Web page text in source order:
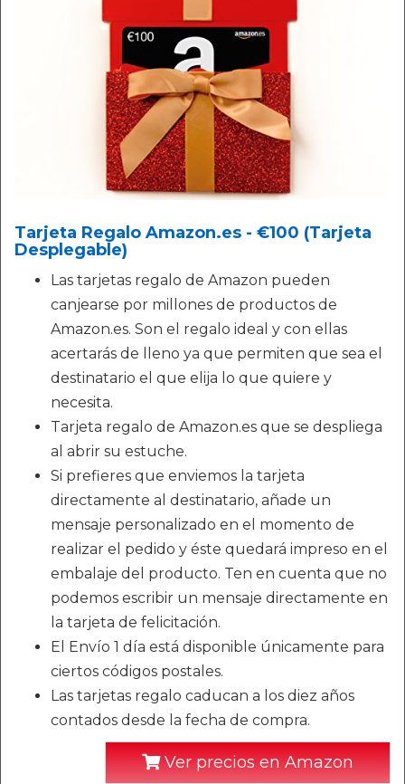
Tarjeta Regalo Amazon.es - €100 (Tarjeta
Desplegable)
Las tarjetas regalo de Amazon pueden
canjearse por millones de productos de
Amazon.es. Son el regalo ideal y con ellas
acertarás de lleno ya que permiten que sea el
destinatario el que elija lo que quiere y
necesita.
Tarjeta regalo de Amazon.es que se despliega
al abrir su estuche.
Si prefieres que enviemos la tarjeta
directamente al destinatario, añade un
mensaje personalizado en el momento de
realizar el pedido y éste quedará impreso en el
embalaje del producto. Ten en cuenta que no
podemos escribir un mensaje directamente en
la tarjeta de felicitación.
El Envío 1 día está disponible únicamente para
ciertos códigos postales.
Las tarjetas regalo caducan a los diez años
contados desde la fecha de compra.
Ver precios en Amazon